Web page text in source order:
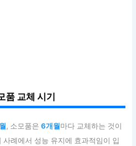
품 교체 시기
, 소모품은6개월마다 교체하는 것이
사례에서 성능 유지에 효과적임이 입